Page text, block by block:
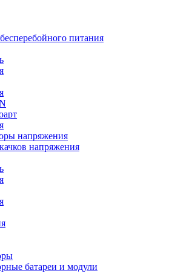
питания
напряжения
напряжения
батареи и модули